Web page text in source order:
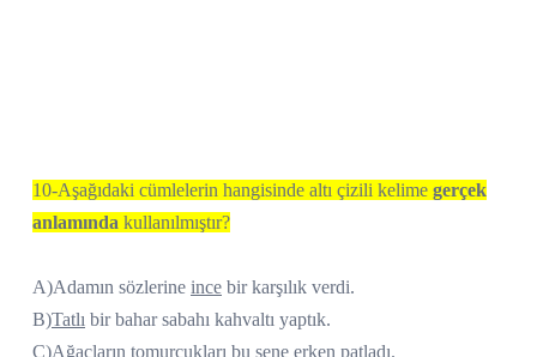
10-Aşağıdaki cümlelerin hangisinde altı çizili kelime gerçek
anlamında kullanılmıştır?
A)Adamın sözlerine ince bir karşılık verdi.
B)Tatlı bir bahar sabahı kahvaltı yaptık.
C)Ağaçların tomurcukları bu sene erken patladı.